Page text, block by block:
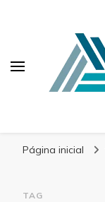
Página inicial
TAG